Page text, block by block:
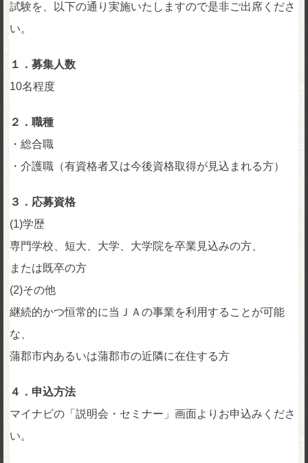
試験を、以下の通り実施いたしますので是非ご出席くださ
い。
１．募集人数
10名程度
２．職種
・総合職
・介護職（有資格者又は今後資格取得が見込まれる方）
３．応募資格
(1)学歴
専門学校、短大、大学、大学院を卒業見込みの方、
または既卒の方
(2)その他
継続的かつ恒常的に当ＪＡの事業を利用することが可能
な、
蒲郡市内あるいは蒲郡市の近隣に在住する方
４．申込方法
マイナビの「説明会・セミナー」画面よりお申込みくださ
い。